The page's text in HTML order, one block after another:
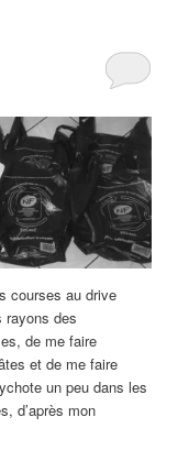
courses au drive
rayons des
de me faire
et de me faire
un peu dans les
d’après mon